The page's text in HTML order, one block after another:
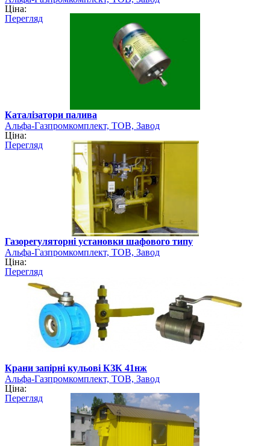
Ціна:
Перегляд
Каталізатори палива
Альфа-Газпромкомплект, ТОВ, Завод
Ціна:
Перегляд
Газорегуляторні установки шафового типу
Альфа-Газпромкомплект, ТОВ, Завод
Ціна:
Перегляд
Крани запірні кульові КЗК 41нж
Альфа-Газпромкомплект, ТОВ, Завод
Ціна:
Перегляд